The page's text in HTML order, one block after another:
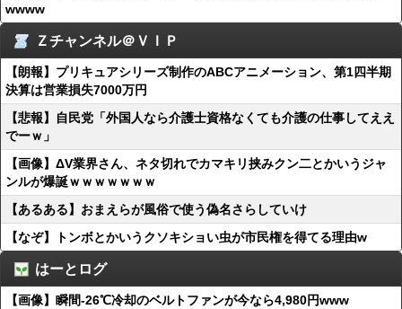
wwww
Ｚチャンネル＠ＶＩＰ
【朗報】プリキュアシリーズ制作のABCアニメーション、第1四半期
決算は営業損失7000万円
【悲報】自民党「外国人なら介護士資格なくても介護の仕事してええ
でーｗ」
【画像】ΔV業界さん、ネタ切れでカマキリ挟みクン二とかいうジャ
ンルが爆誕ｗｗｗｗｗｗｗ
【あるある】おまえらが風俗で使う偽名さらしていけ
【なぞ】トンボとかいうクソキショい虫が市民権を得てる理由w
はーとログ
【画像】瞬間-26℃冷却のベルトファンが今なら4,980円www